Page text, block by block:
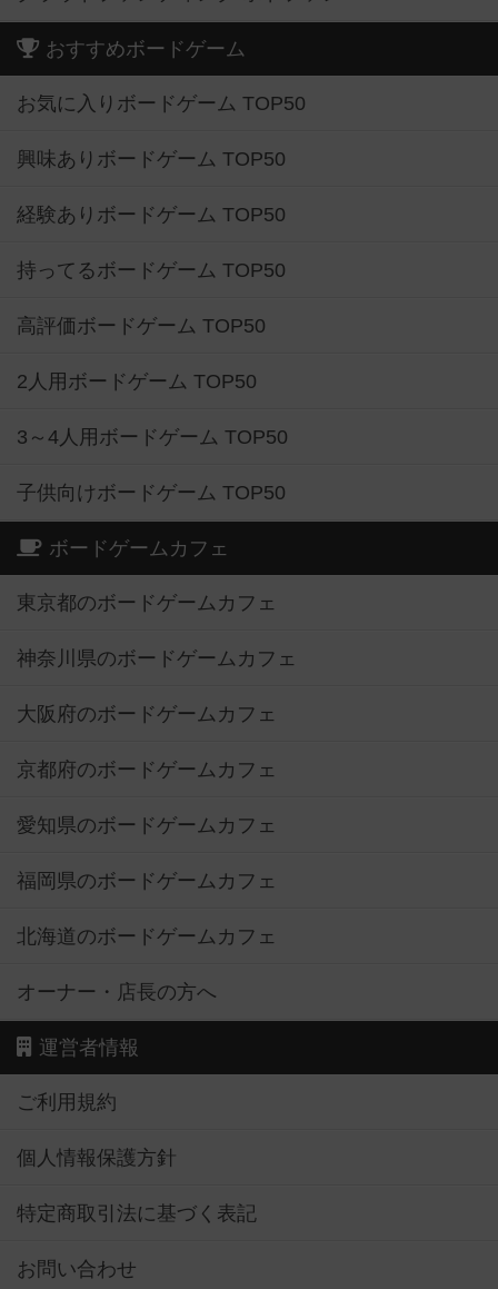
おすすめボードゲーム
お気に入りボードゲーム TOP50
興味ありボードゲーム TOP50
経験ありボードゲーム TOP50
持ってるボードゲーム TOP50
高評価ボードゲーム TOP50
2人用ボードゲーム TOP50
3～4人用ボードゲーム TOP50
子供向けボードゲーム TOP50
ボードゲームカフェ
東京都のボードゲームカフェ
神奈川県のボードゲームカフェ
大阪府のボードゲームカフェ
京都府のボードゲームカフェ
愛知県のボードゲームカフェ
福岡県のボードゲームカフェ
北海道のボードゲームカフェ
オーナー・店長の方へ
運営者情報
ご利用規約
個人情報保護方針
特定商取引法に基づく表記
お問い合わせ